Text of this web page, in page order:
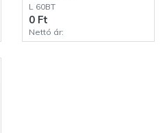
L 60BT
0 Ft
Nettó ár: